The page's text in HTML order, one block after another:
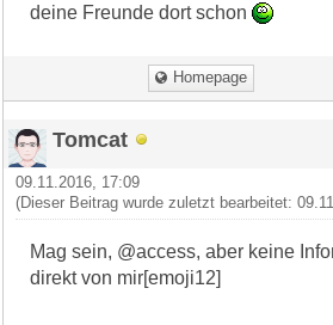
deine Freunde dort schon
Homepage
Tomcat
09.11.2016, 17:09
(Dieser Beitrag wurde zuletzt bearbeitet:
Mag sein, @access, aber keine
direkt von mir[emoji12]